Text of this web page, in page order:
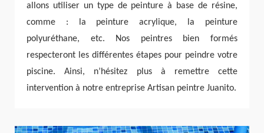
allons utiliser un type de peinture à base de résine,
comme : la peinture acrylique, la peinture
polyuréthane, etc. Nos peintres bien formés
respecteront les différentes étapes pour peindre votre
piscine. Ainsi, n’hésitez plus à remettre cette
intervention à notre entreprise Artisan peintre Juanito.